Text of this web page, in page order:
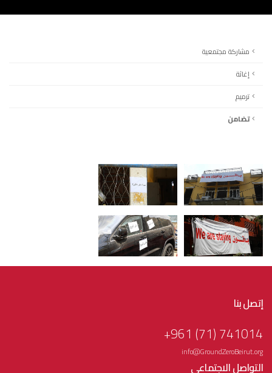
مشاركة مجتمعية
إغاثة
ترميم
تضامن
إتصل بنا
741014 (71) 961+
info@GroundZeroBeirut.org
التواصل الاجتماعي